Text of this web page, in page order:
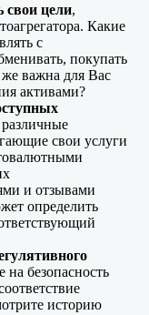
свои цели,
Какие
с
покупать
важна для Вас
активами?
свои услуги
и отзывами
определить
безопасность
историю